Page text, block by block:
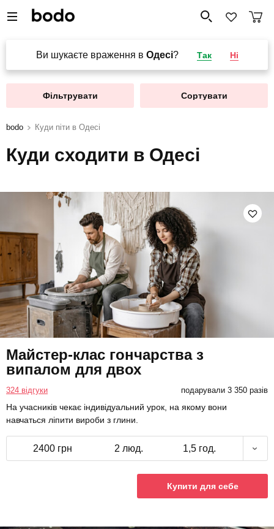
Ви шукаєте враження в Одесі? Так Ні
Фільтрувати Сортувати
bodo Куди піти в Одесі
Куди сходити в Одесі
Майстер-клас гончарства з
випалом для двох
324 відгуки подарували 3 350 разів
На учасників чекає індивідуальний урок, на якому вони
навчаться ліпити вироби з глини.
2400 грн 2 люд. 1,5 год.
Купити для себе